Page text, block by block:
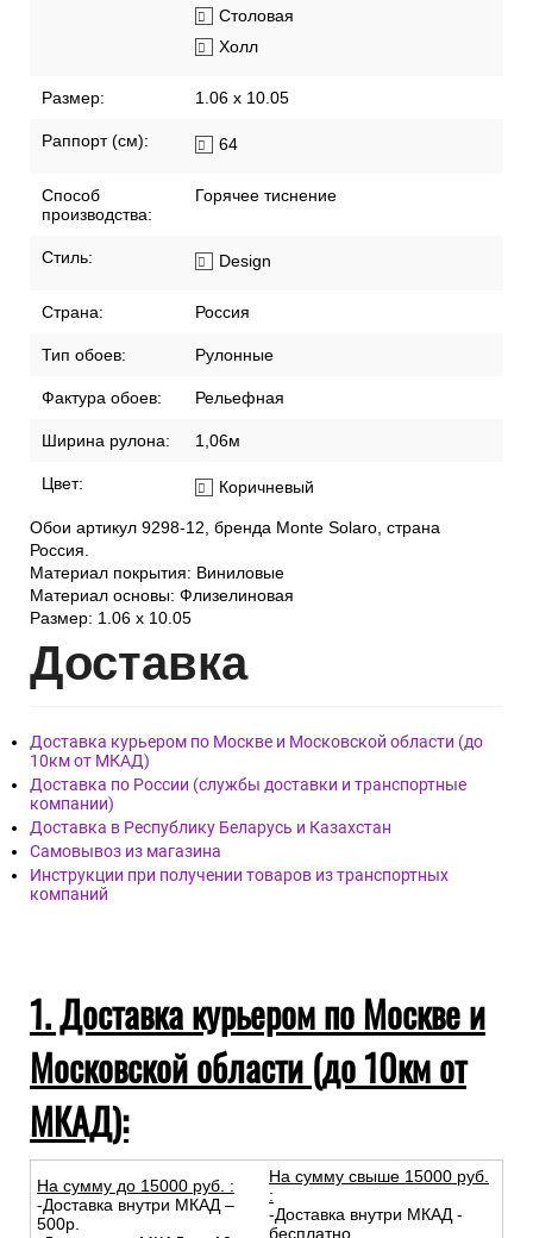
Столовая
Холл
Размер: 1.06 x 10.05
Раппорт (см): 64
Способ
производства:
Горячее тиснение
Стиль: Design
Страна: Россия
Тип обоев: Рулонные
Фактура обоев: Рельефная
Ширина рулона: 1,06м
Цвет: Коричневый
Обои артикул 9298-12, бренда Monte Solaro, страна
Россия.
Материал покрытия: Виниловые
Материал основы: Флизелиновая
Размер: 1.06 x 10.05
Доставка
Доставка курьером по Москве и Московской области (до
10км от МКАД)
Доставка по России (службы доставки и транспортные
компании)
Доставка в Республику Беларусь и Казахстан
Самовывоз из магазина
Инструкции при получении товаров из транспортных
компаний
1. Доставка курьером по Москве и
Московской области (до 10км от
МКАД):
На сумму до 15000 руб. :
-Доставка внутри МКАД –
500р.
На сумму свыше 15000 руб.
:
-Доставка внутри МКАД -
бесплатно